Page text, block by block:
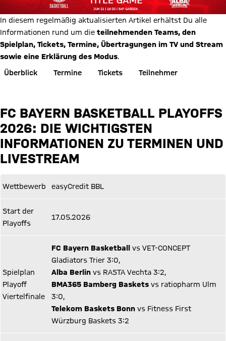
In diesem regelmäßig aktualisierten Artikel erhältst Du alle
Informationen rund um die teilnehmenden Teams, den
Spielplan, Tickets, Termine, Übertragungen im TV und Stream
sowie eine Erklärung des Modus.
Überblick
Termine Tickets Teilnehmer
FC BAYERN BASKETBALL PLAYOFFS
2026: DIE WICHTIGSTEN
INFORMATIONEN ZU TERMINEN UND
LIVESTREAM
Wettbewerb easyCredit BBL
Start der
Playoffs
17.05.2026
Spielplan
Playoff
Viertelfinale
FC Bayern Basketball
vs VET-CONCEPT
Gladiators Trier 3:0,
Alba Berlin vs RASTA Vechta 3:2,
BMA365 Bamberg Baskets vs ratiopharm Ulm
3:0,
Telekom Baskets Bonn vs Fitness First
Würzburg Baskets 3:2